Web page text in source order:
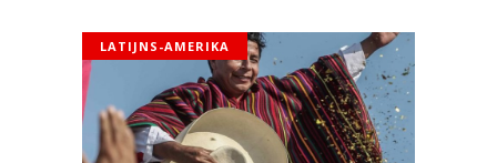
LATIJNS-AMERIKA